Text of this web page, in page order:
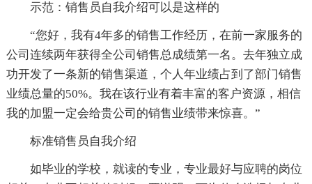
示范：销售员自我介绍可以是这样的
“您好，我有4年多的销售工作经历，在前一家服务的
公司连续两年获得全公司销售总成绩第一名。去年独立成
功开发了一条新的销售渠道，个人年业绩占到了部门销售
业绩总量的50%。我在该行业有着丰富的客户资源，相信
我的加盟一定会给贵公司的销售业绩带来惊喜。”
标准销售员自我介绍
如毕业的学校，就读的专业，专业最好与应聘的岗位